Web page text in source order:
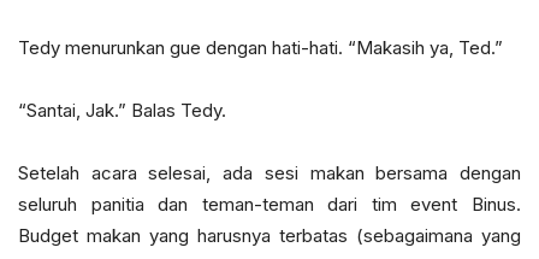
Tedy menurunkan gue dengan hati-hati. “Makasih ya, Ted.”
“Santai, Jak.” Balas Tedy.
Setelah acara selesai, ada sesi makan bersama dengan
seluruh panitia dan teman-teman dari tim event Binus.
Budget makan yang harusnya terbatas (sebagaimana yang